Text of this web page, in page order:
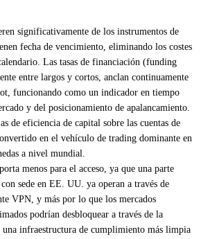
significativamente de los instrumentos de
fecha de vencimiento, eliminando los costes
Las tasas de financiación (funding
entre largos y cortos, anclan continuamente
funcionando como un indicador en tiempo
y del posicionamiento de apalancamiento.
de eficiencia de capital sobre las cuentas de
en el vehículo de trading dominante en
a nivel mundial.
menos para el acceso, ya que una parte
sede en EE. UU. ya operan a través de
VPN, y más por lo que los mercados
podrían desbloquear a través de la
infraestructura de cumplimiento más limpia